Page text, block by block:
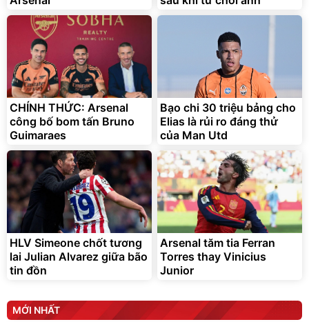
Bạt phủ xe ô tô cao cấp,
tráng nhôm 03 lớp
392.000đ
325.000đ
Đã bán nhiều
Xe đạp điện trợ lực G-
Force C14 gấp gọn bỏ cốp
tiện lợi
9.900.000đ
7.092.000 đ
Đang xem nhiều
G-FORCE VIETNA
CHÍNH THỨC: Arsenal
công bố bom tấn Bruno
Guimaraes
Bạo chi 30 triệu bảng cho
Elias là rủi ro đáng thử
của Man Utd
HLV Simeone chốt tương
lai Julian Alvarez giữa bão
tin đồn
Arsenal tăm tia Ferran
Torres thay Vinicius
Junior
MỚI NHẤT